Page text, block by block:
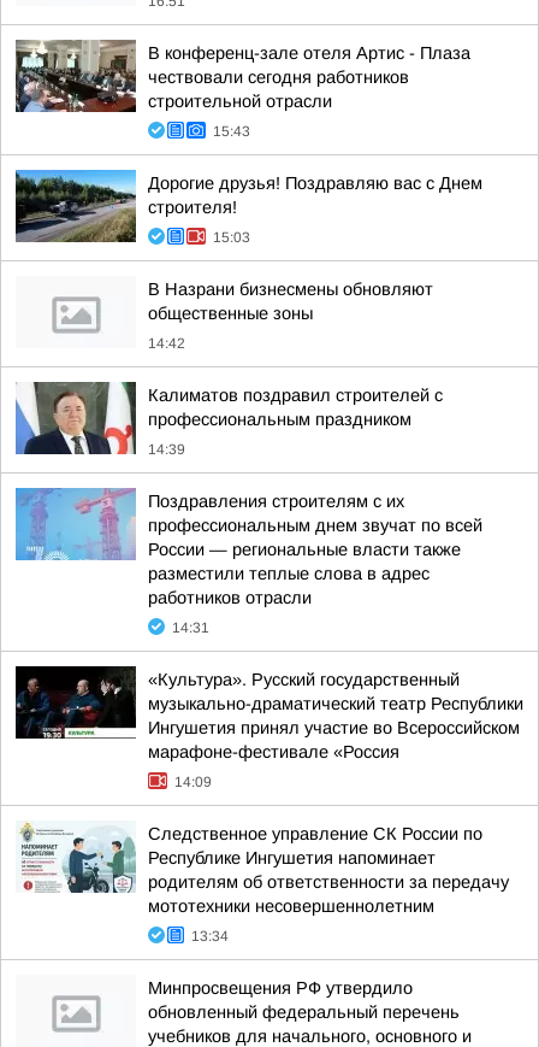
В конференц-зале отеля Артис - Плаза
чествовали сегодня работников
строительной отрасли
15:43
Дорогие друзья! Поздравляю вас с Днем
строителя!
15:03
В Назрани бизнесмены обновляют
общественные зоны
14:42
Калиматов поздравил строителей с
профессиональным праздником
14:39
Поздравления строителям с их
профессиональным днем звучат по всей
России — региональные власти также
разместили теплые слова в адрес
работников отрасли
14:31
«Культура». Русский государственный
музыкально-драматический театр Республики
Ингушетия принял участие во Всероссийском
марафоне-фестивале «Россия
14:09
Следственное управление СК России по
Республике Ингушетия напоминает
родителям об ответственности за передачу
мототехники несовершеннолетним
13:34
Минпросвещения РФ утвердило
обновленный федеральный перечень
учебников для начального, основного и